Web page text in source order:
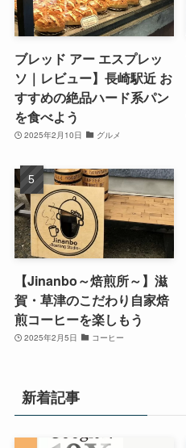
ブレッド アー エスプレッ
ソ｜レビュー】長崎駅近 お
すすめの絶品ハード系パン
を食べよう
2025年2月10日 グルメ
【Jinanbo～焙煎所～】滋
賀・草津のこだわり自家焙
煎コーヒーを楽しもう
2025年2月5日 コーヒー
新着記事